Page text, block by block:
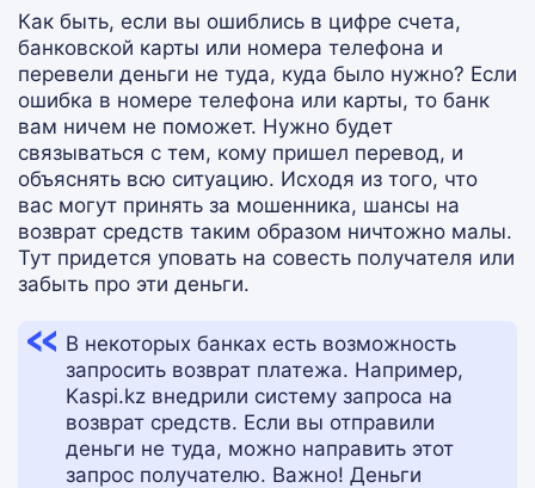
Как быть, если вы ошиблись в цифре счета,
банковской карты или номера телефона и
перевели деньги не туда, куда было нужно? Если
ошибка в номере телефона или карты, то банк
вам ничем не поможет. Нужно будет
связываться с тем, кому пришел перевод, и
объяснять всю ситуацию. Исходя из того, что
вас могут принять за мошенника, шансы на
возврат средств таким образом ничтожно малы.
Тут придется уповать на совесть получателя или
забыть про эти деньги.
В некоторых банках есть возможность
запросить возврат платежа. Например,
Kaspi.kz внедрили систему запроса на
возврат средств. Если вы отправили
деньги не туда, можно направить этот
запрос получателю. Важно! Деньги